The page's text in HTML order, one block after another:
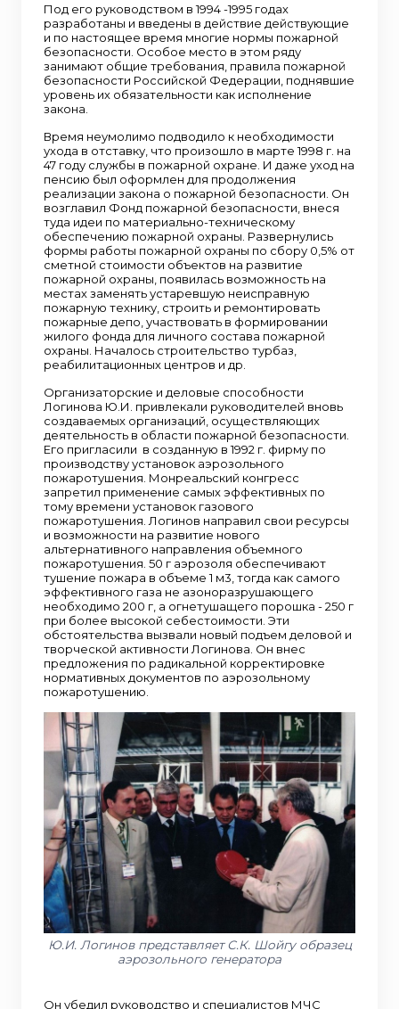
Под его руководством в 1994 -1995 годах
разработаны и введены в действие действующие
и по настоящее время многие нормы пожарной
безопасности. Особое место в этом ряду
занимают общие требования, правила пожарной
безопасности Российской Федерации, поднявшие
уровень их обязательности как исполнение
закона.
Время неумолимо подводило к необходимости
ухода в отставку, что произошло в марте 1998 г. на
47 году службы в пожарной охране. И даже уход на
пенсию был оформлен для продолжения
реализации закона о пожарной безопасности. Он
возглавил Фонд пожарной безопасности, внеся
туда идеи по материально-техническому
обеспечению пожарной охраны. Развернулись
формы работы пожарной охраны по сбору 0,5% от
сметной стоимости объектов на развитие
пожарной охраны, появилась возможность на
местах заменять устаревшую неисправную
пожарную технику, строить и ремонтировать
пожарные депо, участвовать в формировании
жилого фонда для личного состава пожарной
охраны. Началось строительство турбаз,
реабилитационных центров и др.
Организаторские и деловые способности
Логинова Ю.И. привлекали руководителей вновь
создаваемых организаций, осуществляющих
деятельность в области пожарной безопасности.
Его пригласили в созданную в 1992 г. фирму по
производству установок аэрозольного
пожаротушения. Монреальский конгресс
запретил применение самых эффективных по
тому времени установок газового
пожаротушения. Логинов направил свои ресурсы
и возможности на развитие нового
альтернативного направления объемного
пожаротушения. 50 г аэрозоля обеспечивают
тушение пожара в объеме 1 м3, тогда как самого
эффективного газа не азоноразрушающего
необходимо 200 г, а огнетушащего порошка - 250 г
при более высокой себестоимости. Эти
обстоятельства вызвали новый подъем деловой и
творческой активности Логинова. Он внес
предложения по радикальной корректировке
нормативных документов по аэрозольному
пожаротушению.
Ю.И. Логинов представляет С.К. Шойгу образец
аэрозольного генератора
Он убедил руководство и специалистов МЧС